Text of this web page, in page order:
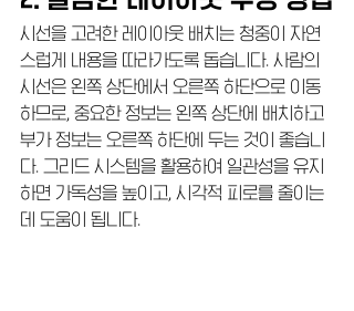
시선을 고려한 레이아웃 배치는 청중이 자연
스럽게 내용을 따라가도록 돕습니다. 사람의
시선은 왼쪽 상단에서 오른쪽 하단으로 이동
하므로, 중요한 정보는 왼쪽 상단에 배치하고
부가 정보는 오른쪽 하단에 두는 것이 좋습니
다. 그리드 시스템을 활용하여 일관성을 유지
하면 가독성을 높이고, 시각적 피로를 줄이는
데 도움이 됩니다.